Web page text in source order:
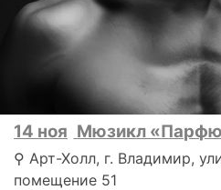
14 ноя Мюзикл
⚲ Арт-Холл, г. Владимир,
помещение 51